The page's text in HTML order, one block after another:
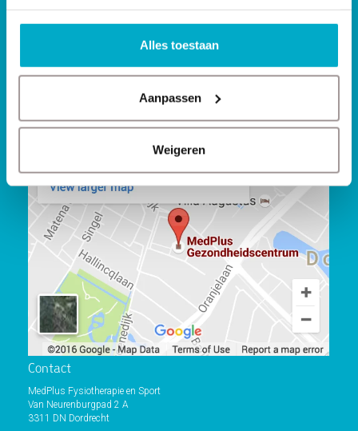
Alles toestaan
Aanpassen
Weigeren
Leefstijl
Lichamelijke klachten
Waar kun je ons vinden?
Contact
MedPlus Fysiotherapie en Sport
Van Neurenburgpad 2 A
3311 DN Dordrecht